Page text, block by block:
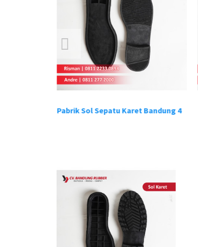
Pabrik Sol Sepatu Karet Bandung 4